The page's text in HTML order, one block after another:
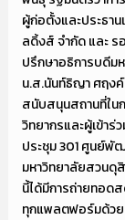
ผู้ก่อตั้งและประธา
ลดิ้งส์ จํากัด และ ร
ปรึกษาอธิการบดีม
น.ส.นันท์ธิญา ศฤง
สนับสนุนสถานที่ใน
วิทยากรและผู้เข้า
ประชุม 301 ศูนย์พั
มหาวิทยาลัยสวนดุ
นี้ได้มีการถ่ายทอด
ทุกแพลตฟอร์มด้วย